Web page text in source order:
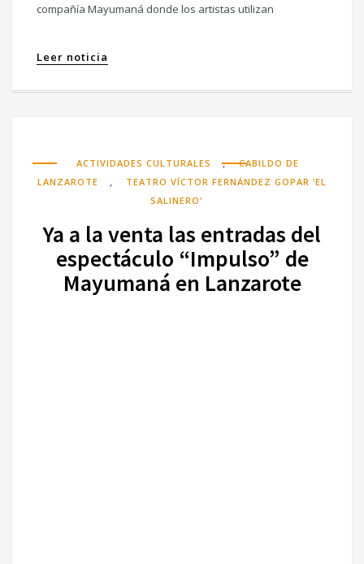
compañía Mayumaná donde los artistas utilizan
Leer noticia
ACTIVIDADES CULTURALES ,
CABILDO DE
LANZAROTE
,
TEATRO VÍCTOR FERNÁNDEZ GOPAR ‘EL
SALINERO’
Ya a la venta las entradas del
espectáculo “Impulso” de
Mayumaná en Lanzarote